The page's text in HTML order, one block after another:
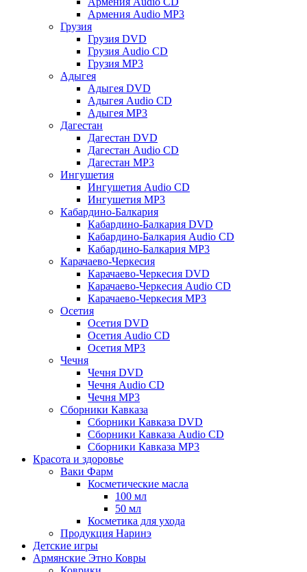
Армения Audio MP3
Грузия
Грузия DVD
Грузия Audio CD
Грузия MP3
Адыгея
Адыгея DVD
Адыгея Audio CD
Адыгея MP3
Дагестан
Дагестан DVD
Дагестан Audio CD
Дагестан MP3
Ингушетия
Ингушетия Audio CD
Ингушетия MP3
Кабардино-Балкария
Кабардино-Балкария DVD
Кабардино-Балкария Audio CD
Кабардино-Балкария MP3
Карачаево-Черкесия
Карачаево-Черкесия DVD
Карачаево-Черкесия Audio CD
Карачаево-Черкесия MP3
Осетия
Осетия DVD
Осетия Audio CD
Осетия MP3
Чечня
Чечня DVD
Чечня Audio CD
Чечня MP3
Сборники Кавказа
Сборники Кавказа DVD
Сборники Кавказа Audio CD
Сборники Кавказа MP3
Красота и здоровье
Ваки Фарм
Косметические масла
100 мл
50 мл
Косметика для ухода
Продукция Наринэ
Детские игры
Армянские Этно Ковры